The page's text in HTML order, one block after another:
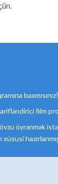
film
öyrənmək
xüsusi